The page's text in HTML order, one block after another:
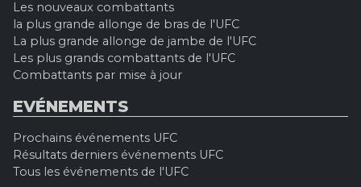
Les nouveaux combattants
la plus grande allonge de bras de l'UFC
La plus grande allonge de jambe de l'UFC
Les plus grands combattants de l'UFC
Combattants par mise à jour
EVÉNEMENTS
Prochains événements UFC
Résultats derniers événements UFC
Tous les événements de l'UFC